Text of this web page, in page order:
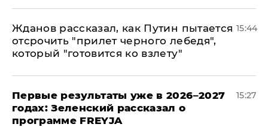
Жданов рассказал, как Путин пытается
отсрочить "прилет черного лебедя",
который "готовится ко взлету"
15:44
Первые результаты уже в 2026–2027
годах: Зеленский рассказал о
программе FREYJA
15:27